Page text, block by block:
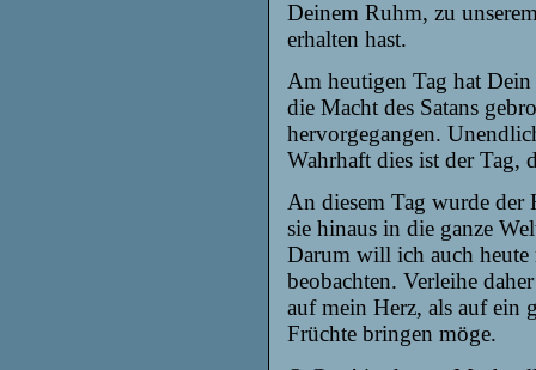
Deinem Ruhm, zu
erhalten hast.
Am heutigen Tag hat
die Macht des Satans
hervorgegangen.
Wahrhaft dies ist der Tag,
An diesem Tag wurde der
sie hinaus in die ganze
Darum will ich auch heute
beobachten. Verleihe
auf mein Herz, als auf ein
Früchte bringen möge.